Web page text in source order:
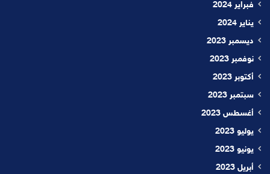
فبراير 2024
يناير 2024
ديسمبر 2023
نوفمبر 2023
أكتوبر 2023
سبتمبر 2023
أغسطس 2023
يوليو 2023
يونيو 2023
أبريل 2023